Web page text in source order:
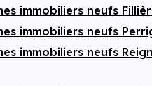
immobiliers neufs
immobiliers neufs
immobiliers neufs